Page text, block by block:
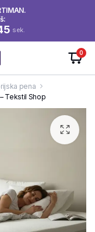
sek.
0
pena
Tekstil Shop